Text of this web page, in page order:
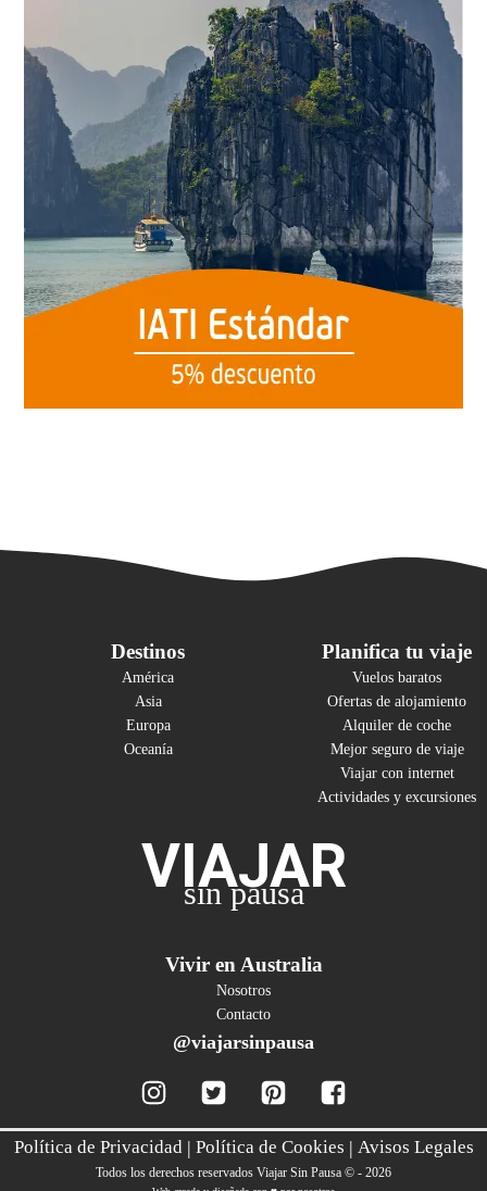
Destinos
América
Asia
Europa
Oceanía
Planifica tu viaje
Vuelos baratos
Ofertas de alojamiento
Alquiler de coche
Mejor seguro de viaje
Viajar con internet
Actividades y excursiones
VIAJAR
sin pausa
Vivir en Australia
Nosotros
Contacto
@viajarsinpausa
Política de Privacidad | Política de Cookies | Avisos Legales
Todos los derechos reservados Viajar Sin Pausa © - 2026